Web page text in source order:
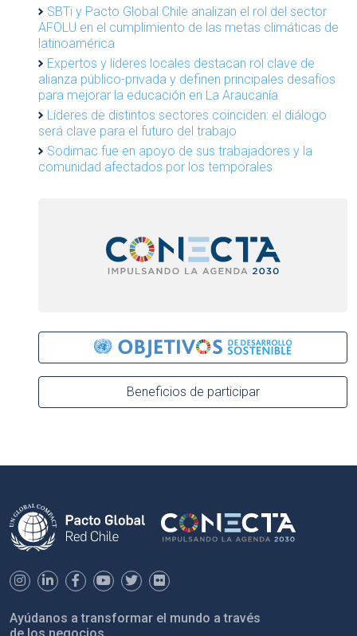
SBTi y Pacto Global Chile analizan el rol del sector
AFOLU en el cumplimiento de las metas climáticas de
latinoamérica
Expertos y líderes locales destacan rol clave de
alianza público-privada y definen principales desafíos
para mejorar la educación en La Araucanía
Líderes de distintos sectores coinciden: el diálogo
será clave para el futuro del trabajo
Sodimac fue en apoyo de sus trabajadores y la
comunidad afectados por los temporales
Beneficios de participar
Ayúdanos a transformar el mundo a través
de los negocios